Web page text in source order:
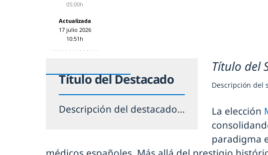
05:00h
Actualizada
17 julio 2026
10:51h
Título del Destacado
Descripción del destacado...
Título del
Descripción del
La elección
paradigma